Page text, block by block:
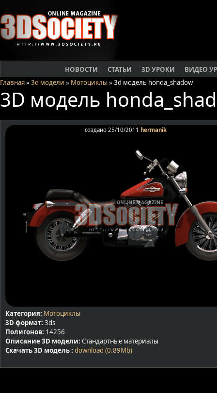
НОВОСТИ СТАТЬИ 3D УРОКИ
ВИДЕО
Главная» 3d модели » Мотоциклы» 3d модель honda_shadow
3D модель
создано 25/10/2011 hermanik
Категория: Мотоциклы
3D формат: 3ds
Полигонов: 14256
Описание 3D модели: Стандартные материалы
Скачать 3D модель : download (0.89Mb)